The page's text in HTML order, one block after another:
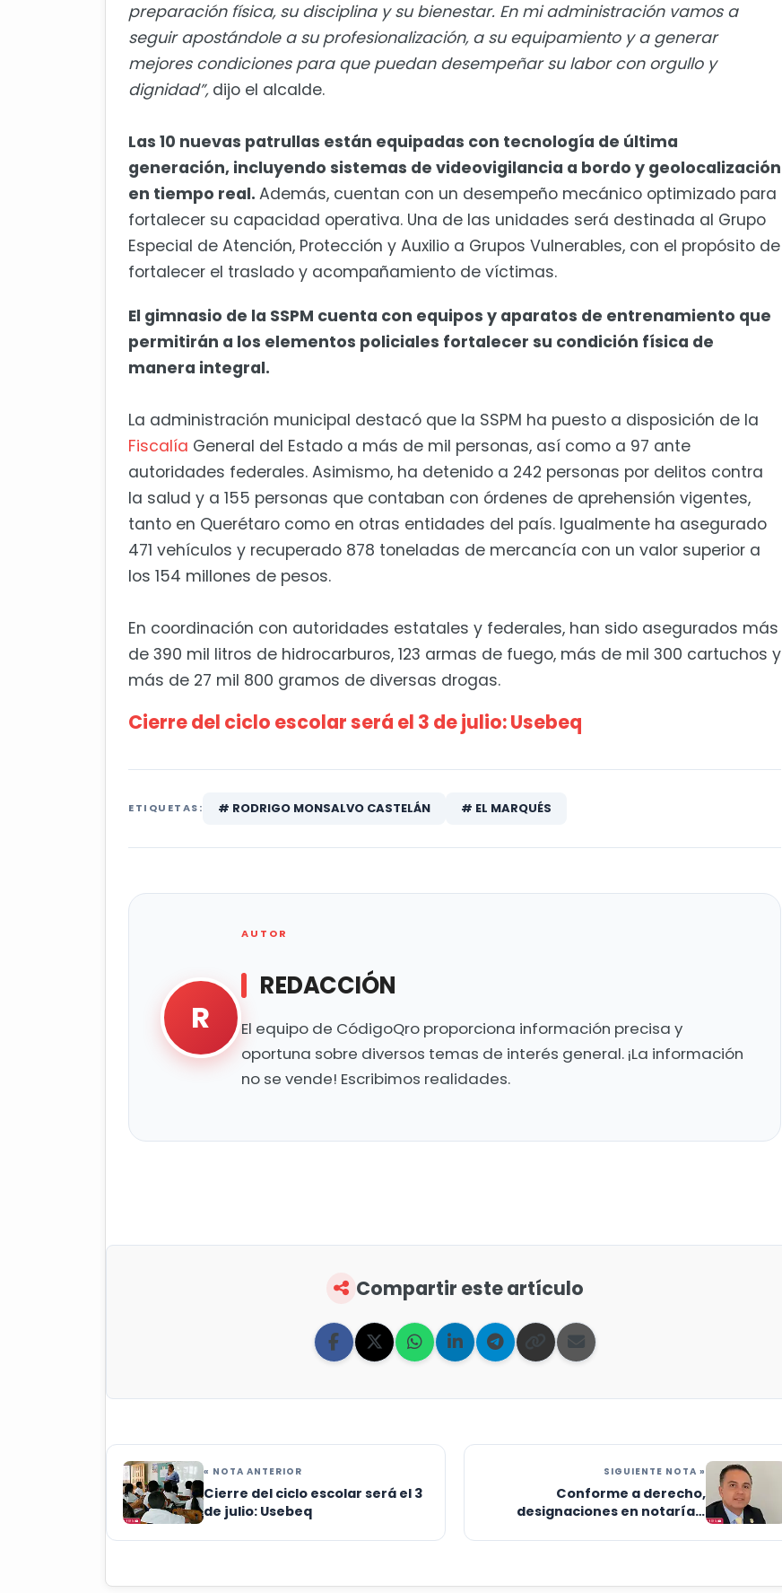
preparación física, su disciplina y su bienestar. En mi administración vamos a
seguir apostándole a su profesionalización, a su equipamiento y a generar
mejores condiciones para que puedan desempeñar su labor con orgullo y
dignidad”,dijo el alcalde.
Las 10 nuevas patrullas están equipadas con tecnología de última
generación, incluyendo sistemas de videovigilancia a bordo y geolocalización
en tiempo real. Además, cuentan con un desempeño mecánico optimizado para
fortalecer su capacidad operativa. Una de las unidades será destinada al Grupo
Especial de Atención, Protección y Auxilio a Grupos Vulnerables, con el propósito de
fortalecer el traslado y acompañamiento de víctimas.
El gimnasio de la SSPM cuenta con equipos y aparatos de entrenamiento que
permitirán a los elementos policiales fortalecer su condición física de
manera integral.
La administración municipal destacó que la SSPM ha puesto a disposición de la
Fiscalía General del Estado a más de mil personas, así como a 97 ante
autoridades federales. Asimismo, ha detenido a 242 personas por delitos contra
la salud y a 155 personas que contaban con órdenes de aprehensión vigentes,
tanto en Querétaro como en otras entidades del país. Igualmente ha asegurado
471 vehículos y recuperado 878 toneladas de mercancía con un valor superior a
los 154 millones de pesos.
En coordinación con autoridades estatales y federales, han sido asegurados más
de 390 mil litros de hidrocarburos, 123 armas de fuego, más de mil 300 cartuchos y
más de 27 mil 800 gramos de diversas drogas.
Cierre del ciclo escolar será el 3 de julio: Usebeq
ETIQUETAS: # RODRIGO MONSALVO CASTELÁN # EL MARQUÉS
R
AUTOR
REDACCIÓN
El equipo de CódigoQro proporciona información precisa y
oportuna sobre diversos temas de interés general. ¡La información
no se vende! Escribimos realidades.
Compartir este artículo
« NOTA ANTERIOR
Cierre del ciclo escolar será el 3
de julio: Usebeq
SIGUIENTE NOTA »
Conforme a derecho,
designaciones en notarías: